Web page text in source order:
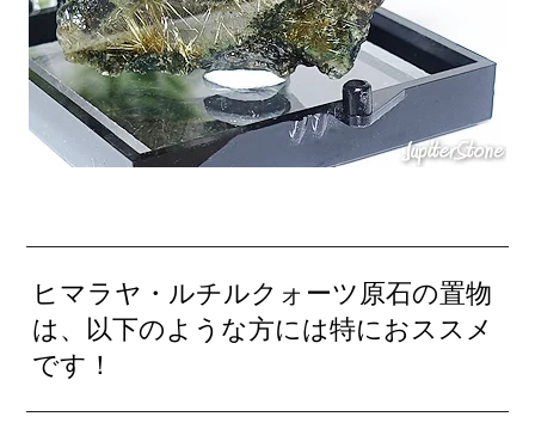
ヒマラヤ・ルチルクォーツ原石の置物
は、以下のような方には特におススメ
です！